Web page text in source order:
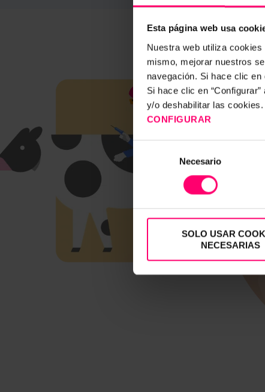
Esta página web usa
Nuestra web utiliza
mismo, mejorar nuestros
navegación. Si hace clic
Si hace clic en
y/o deshabilitar las
CONFIGURAR
Selección
consentimiento
Necesario
SOLO USAR
NECESARIAS